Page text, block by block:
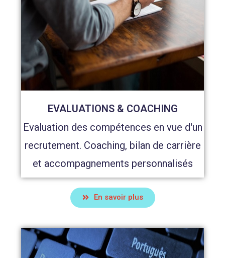
EVALUATIONS & COACHING
Evaluation des compétences en vue d'un
recrutement. Coaching, bilan de carrière
et accompagnements personnalisés
En savoir plus